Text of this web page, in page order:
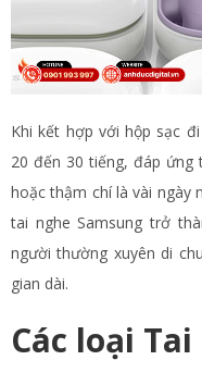
Khi kết hợp với hộp sạc
20 đến 30 tiếng, đáp ứng
hoặc thậm chí là vài ngày
tai nghe Samsung trở
người thường xuyên di
gian dài.
Các loại